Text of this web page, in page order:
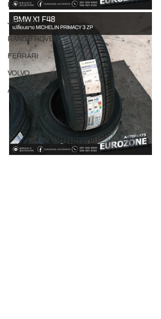
FORD
JAGUAR
RANGE ROVER
FERRARI
VOLVO
Aston Martin